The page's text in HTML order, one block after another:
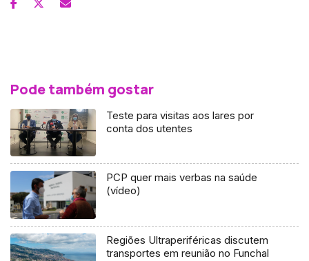
Pode também gostar
Teste para visitas aos lares por
conta dos utentes
PCP quer mais verbas na saúde
(vídeo)
Regiões Ultraperiféricas discutem
transportes em reunião no Funchal